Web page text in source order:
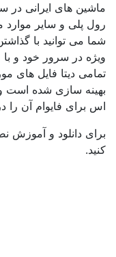
ماشین های ایرانی در
رول پلی و سایر
شما می توانید با
ویژه در سرور خود و
تمامی دیتا فایل های
بهینه سازی شده است و
اس برای فایوام آن
برای دانلود و آموزش
کنید.